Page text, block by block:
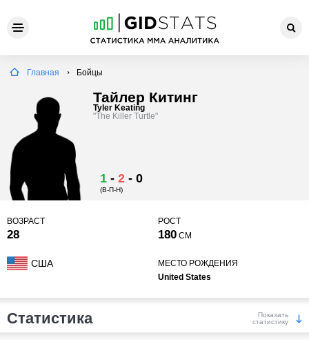
Главная Бойцы
Тайлер Китинг
Tyler Keating
"The Killer Turtle"
1 - 2 - 0
(В-П-Н)
ВОЗРАСТ
28
РОСТ
180 СМ
США
МЕСТО РОЖДЕНИЯ
United States
Статистика
Показать
статистику